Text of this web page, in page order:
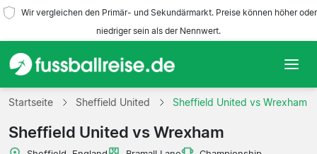
Wir vergleichen den Primär- und Sekundärmarkt. Preise können höher oder
niedriger sein als der Nennwert.
Startseite
Mannschaften
Startseite Sheffield United Sheffield United vs Wrexham
Sheffield United vs Wrexham